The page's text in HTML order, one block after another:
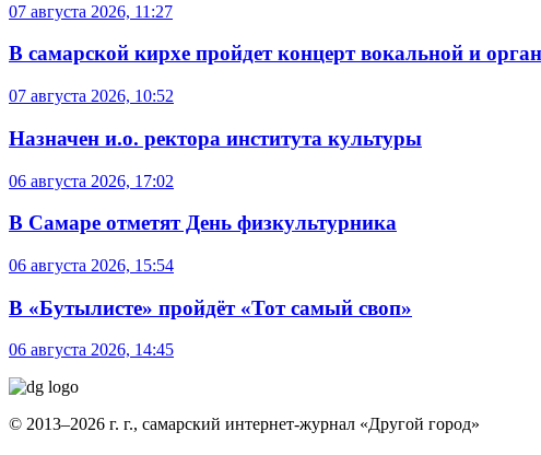
07 августа 2026, 11:27
В самарской кирхе пройдет концерт вокальной и
07 августа 2026, 10:52
Назначен и.о. ректора института культуры
06 августа 2026, 17:02
В Самаре отметят День физкультурника
06 августа 2026, 15:54
В «Бутылисте» пройдёт «Тот самый своп»
06 августа 2026, 14:45
© 2013–2026 г. г., самарский интернет-журнал «Другой город»